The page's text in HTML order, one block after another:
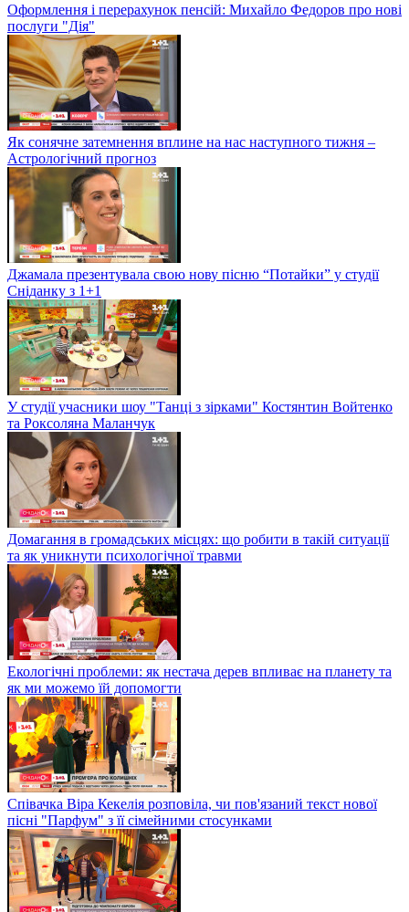
Оформлення і перерахунок пенсій: Михайло Федоров про нові
послуги "Дія"
Як сонячне затемнення вплине на нас наступного тижня –
Астрологічний прогноз
Джамала презентувала свою нову пісню “Потайки” у студії
Сніданку з 1+1
У студії учасники шоу "Танці з зірками" Костянтин Войтенко
та Роксоляна Маланчук
Домагання в громадських місцях: що робити в такій ситуації
та як уникнути психологічної травми
Екологічні проблеми: як нестача дерев впливає на планету та
як ми можемо їй допомогти
Співачка Віра Кекелія розповіла, чи пов'язаний текст нової
пісні "Парфум" з її сімейними стосунками